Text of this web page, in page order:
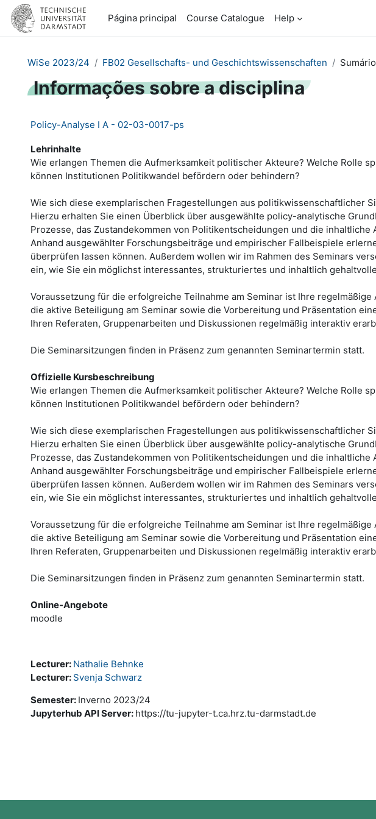
Ir para o conteúdo principal
Página principal
Course Catalogue Help
WiSe 2023/24 FB02 Gesellschafts- und Geschichtswissenschaften Sumário
Informações sobre a disciplina
Policy-Analyse I A - 02-03-0017-ps
Lehrinhalte
Wie erlangen Themen die Aufmerksamkeit politischer Akteure? Welche Rolle
können Institutionen Politikwandel befördern oder behindern?
Wie sich diese exemplarischen Fragestellungen aus politikwissenschaftlicher
Hierzu erhalten Sie einen Überblick über ausgewählte policy-analytische
Prozesse, das Zustandekommen von Politikentscheidungen und die
Anhand ausgewählter Forschungsbeiträge und empirischer Fallbeispiele
überprüfen lassen können. Außerdem wollen wir im Rahmen des Seminars
ein, wie Sie ein möglichst interessantes, strukturiertes und inhaltlich
Voraussetzung für die erfolgreiche Teilnahme am Seminar ist Ihre
die aktive Beteiligung am Seminar sowie die Vorbereitung und Präsentation
Ihren Referaten, Gruppenarbeiten und Diskussionen regelmäßig interaktiv
Die Seminarsitzungen finden in Präsenz zum genannten Seminartermin statt.
Offizielle Kursbeschreibung
Wie erlangen Themen die Aufmerksamkeit politischer Akteure? Welche Rolle
können Institutionen Politikwandel befördern oder behindern?
Wie sich diese exemplarischen Fragestellungen aus politikwissenschaftlicher
Hierzu erhalten Sie einen Überblick über ausgewählte policy-analytische
Prozesse, das Zustandekommen von Politikentscheidungen und die
Anhand ausgewählter Forschungsbeiträge und empirischer Fallbeispiele
überprüfen lassen können. Außerdem wollen wir im Rahmen des Seminars
ein, wie Sie ein möglichst interessantes, strukturiertes und inhaltlich
Voraussetzung für die erfolgreiche Teilnahme am Seminar ist Ihre
die aktive Beteiligung am Seminar sowie die Vorbereitung und Präsentation
Ihren Referaten, Gruppenarbeiten und Diskussionen regelmäßig interaktiv
Die Seminarsitzungen finden in Präsenz zum genannten Seminartermin statt.
Online-Angebote
moodle
Lecturer: Nathalie Behnke
Lecturer: Svenja Schwarz
Semester: Inverno 2023/24
Jupyterhub API Server: https://tu-jupyter-t.ca.hrz.tu-darmstadt.de